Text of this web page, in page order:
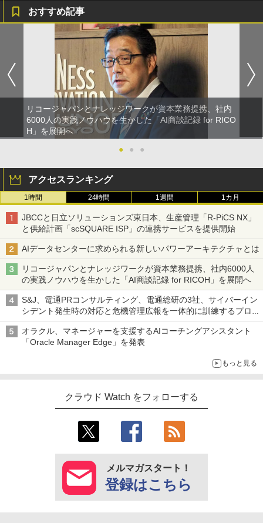
おすすめ記事
リコージャパンとナレッジワークが資本業務提携、社内
6000人の実践ノウハウを生かした「AI商談記録 for RICO
H」を展開へ
●
● ●
アクセスランキング
1時間 24時間 1週間 1カ月
JBCCと日立ソリューションズ東日本、生産管理「R-PiCS NX」
と供給計画「scSQUARE ISP」の連携サービスを提供開始
AIデータセンターに求められる新しいパワーアーキテクチャとは
リコージャパンとナレッジワークが資本業務提携、社内6000人
の実践ノウハウを生かした「AI商談記録 for RICOH」を展開へ
S&J、電通PRコンサルティング、電通総研の3社、サイバーイン
シデント発生時の対応と危機管理広報を一体的に訓練するプログ
ラムを提供
オラクル、マネージャーを支援するAIコーチングアシスタント
「Oracle Manager Edge」を発表
もっと見る
クラウド Watch をフォローする
メルマガスタート！
登録はこちら